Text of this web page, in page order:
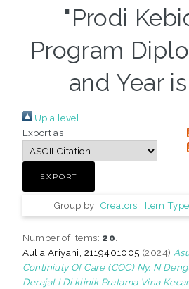
"Prodi
Program
and Year
Up a level
Export as
Group by: Creators | Item Type
Number of items: 20.
Aulia Ariyani, 2119401005 (2024)
Continiuty Of Care (COC) Ny. N
Derajat I Di klinik Pratama Vina